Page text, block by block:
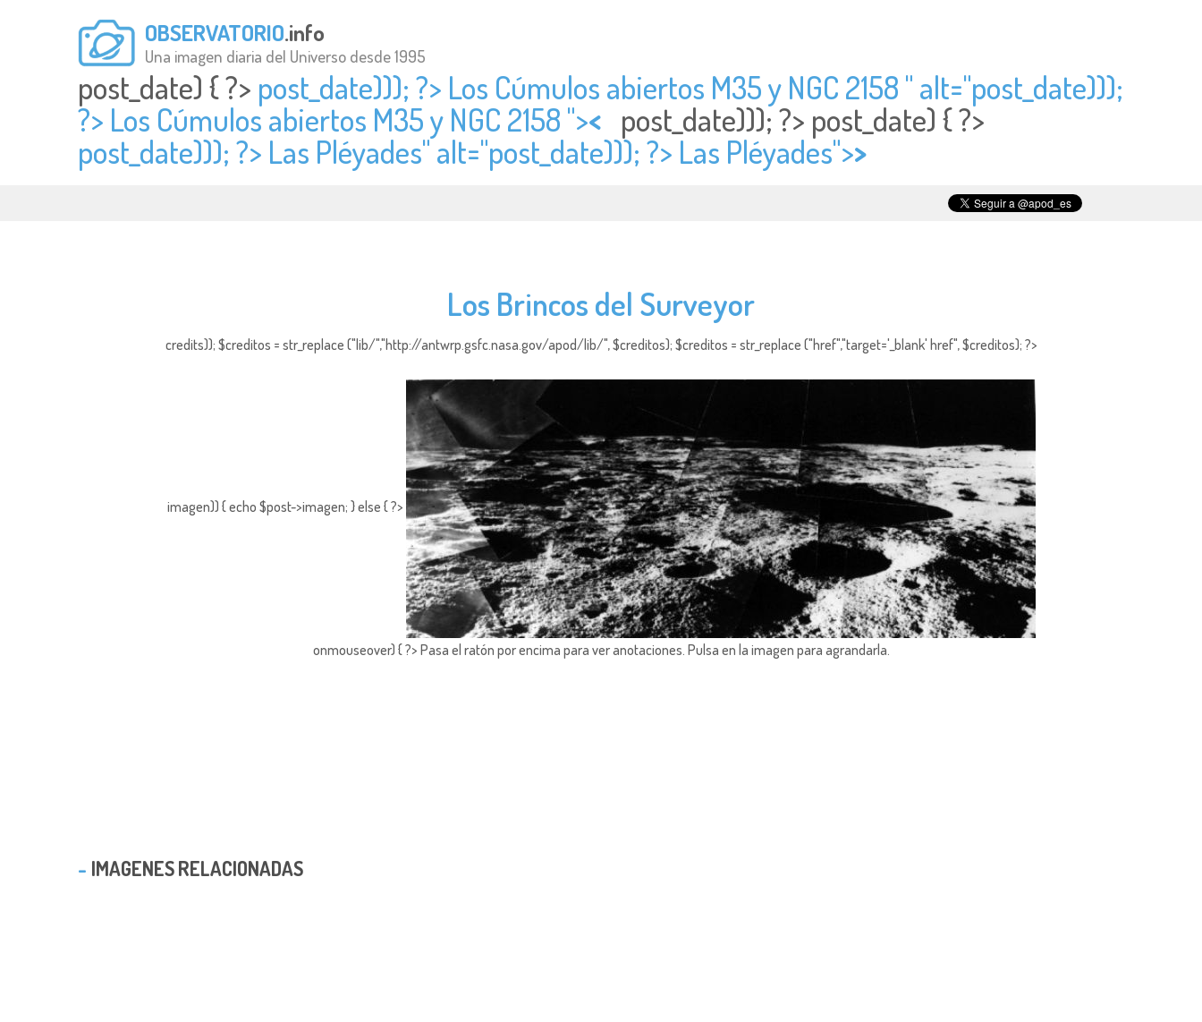
OBSERVATORIO.info
Una imagen diaria del Universo desde 1995
post_date) { ?> post_date))); ?> Los Cúmulos abiertos M35 y NGC 2158 " alt="post_date)));
?> Los Cúmulos abiertos M35 y NGC 2158 ">< post_date))); ?> post_date) { ?>
post_date))); ?> Las Pléyades" alt="post_date))); ?> Las Pléyades">>
Los Brincos del Surveyor
credits)); $creditos = str_replace ("lib/","http://antwrp.gsfc.nasa.gov/apod/lib/", $creditos); $creditos = str_replace ("href","target='_blank' href", $creditos); ?>
imagen)) { echo $post->imagen; } else { ?>
onmouseover) { ?> Pasa el ratón por encima para ver anotaciones. Pulsa en la imagen para agrandarla.
IMAGENES RELACIONADAS